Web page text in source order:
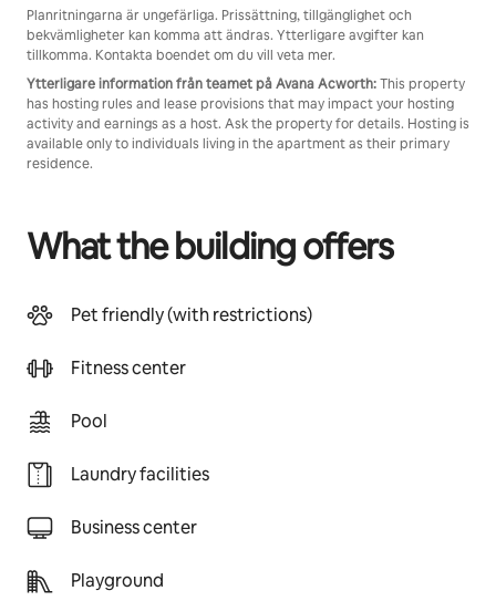
Planritningarna är ungefärliga. Prissättning, tillgänglighet och
bekvämligheter kan komma att ändras. Ytterligare avgifter kan
tillkomma. Kontakta boendet om du vill veta mer.
Ytterligare information från teamet på Avana Acworth:This property
has hosting rules and lease provisions that may impact your hosting
activity and earnings as a host. Ask the property for details. Hosting is
available only to individuals living in the apartment as their primary
residence.
What the building offers
Pet friendly (with restrictions)
Fitness center
Pool
Laundry facilities
Business center
Playground